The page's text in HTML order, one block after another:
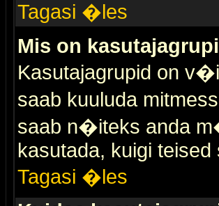
Tagasi �les
Mis on
Kasutajagrupid on
saab kuuluda
saab n�iteks anda
kasutada, kuigi
Tagasi �les